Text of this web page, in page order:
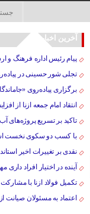
آخرین اخبار
پیام رئیس اداره فرهنگ و
تجلی شور حسینی در
برگزاری پیاده‌روی
انتقاد امام جمعه ازنا از
تاکید بر تسریع پروژه‌های
با کسب دو سکوی نخست
نقدی بر تغییرات اخیر
آینده در اختیار افراد
تکمیل فولاد ازنا با مشارکت
اعتماد به مسئولان صیانت